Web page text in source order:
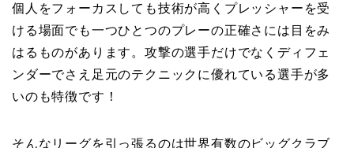
個人をフォーカスしても技術が高くプレッシャーを受
ける場面でも一つひとつのプレーの正確さには目をみ
はるものがあります。攻撃の選手だけでなくディフェ
ンダーでさえ足元のテクニックに優れている選手が多
いのも特徴です！
そんなリーグを引っ張るのは世界有数のビッグクラブ